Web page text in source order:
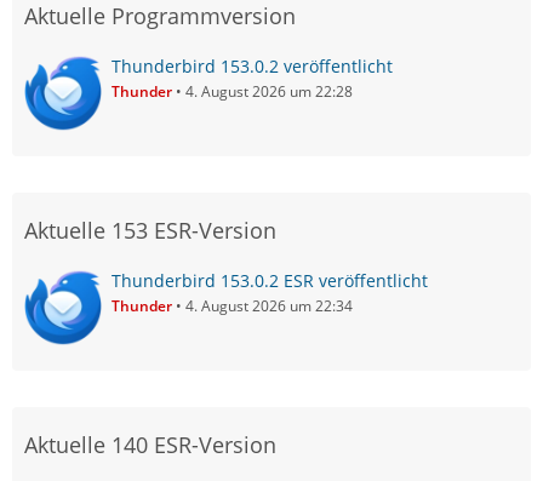
Aktuelle Programmversion
Thunderbird 153.0.2 veröffentlicht
Thunder 4. August 2026 um 22:28
Aktuelle 153 ESR-Version
Thunderbird 153.0.2 ESR veröffentlicht
Thunder 4. August 2026 um 22:34
Aktuelle 140 ESR-Version